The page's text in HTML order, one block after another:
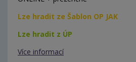
Lze hradit ze Šablon OP JAK
Lze hradit z ÚP
Více informací